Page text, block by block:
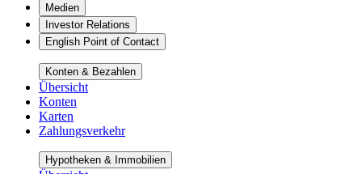
Medien
Investor Relations
English Point of Contact
Konten & Bezahlen
Übersicht
Konten
Karten
Zahlungsverkehr
Hypotheken & Immobilien